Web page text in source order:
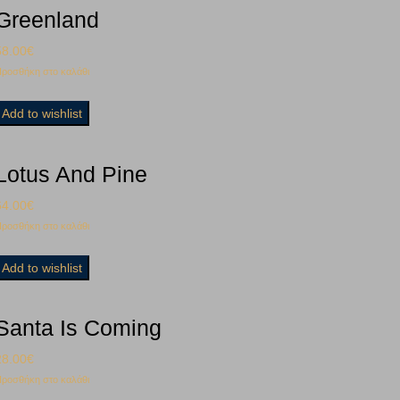
€
στο καλάθι
Add to wishlist
And Pine
€
στο καλάθι
Add to wishlist
Is Coming
€
στο καλάθι